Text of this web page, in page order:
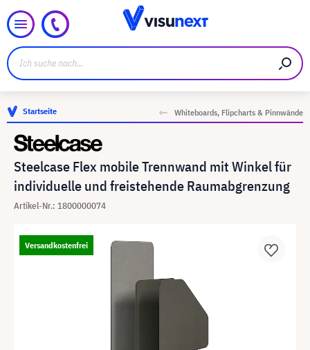
Startseite Whiteboards, Flipcharts & Pinnwände
Steelcase Flex mobile Trennwand mit Winkel für
individuelle und freistehende Raumabgrenzung
Artikel-Nr.: 1800000074
Versandkostenfrei